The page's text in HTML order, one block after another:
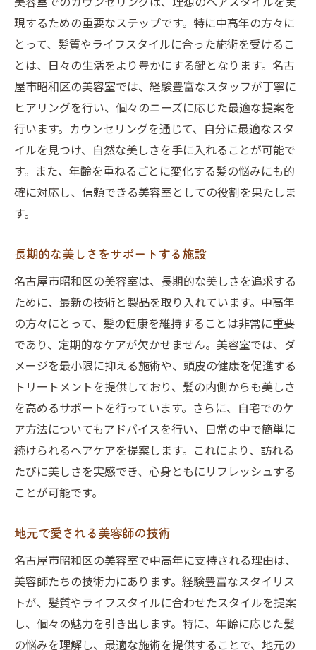
現するための重要なステップです。特に中高年の方々に
とって、髪質やライフスタイルに合った施術を受けるこ
とは、日々の生活をより豊かにする鍵となります。名古
屋市昭和区の美容室では、経験豊富なスタッフが丁寧に
ヒアリングを行い、個々のニーズに応じた最適な提案を
行います。カウンセリングを通じて、自分に最適なスタ
イルを見つけ、自然な美しさを手に入れることが可能で
す。また、年齢を重ねるごとに変化する髪の悩みにも的
確に対応し、信頼できる美容室としての役割を果たしま
す。
長期的な美しさをサポートする施設
名古屋市昭和区の美容室は、長期的な美しさを追求する
ために、最新の技術と製品を取り入れています。中高年
の方々にとって、髪の健康を維持することは非常に重要
であり、定期的なケアが欠かせません。美容室では、ダ
メージを最小限に抑える施術や、頭皮の健康を促進する
トリートメントを提供しており、髪の内側からも美しさ
を高めるサポートを行っています。さらに、自宅でのケ
ア方法についてもアドバイスを行い、日常の中で簡単に
続けられるヘアケアを提案します。これにより、訪れる
たびに美しさを実感でき、心身ともにリフレッシュする
ことが可能です。
地元で愛される美容師の技術
名古屋市昭和区の美容室で中高年に支持される理由は、
美容師たちの技術力にあります。経験豊富なスタイリス
トが、髪質やライフスタイルに合わせたスタイルを提案
し、個々の魅力を引き出します。特に、年齢に応じた髪
の悩みを理解し、最適な施術を提供することで、地元の